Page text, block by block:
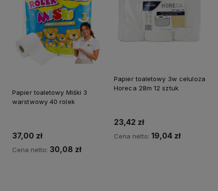
Papier toaletowy Miśki 3
warstwowy 40 rolek
37,00 zł
Cena netto: 30,08 zł
Papier toaletowy 3w celuloza
Horeca 28m 12 sztuk
23,42 zł
Cena netto: 19,04 zł